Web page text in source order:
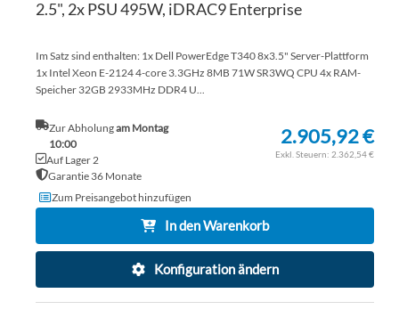
2.5", 2x PSU 495W, iDRAC9 Enterprise
Im Satz sind enthalten: 1x Dell PowerEdge T340 8x3.5" Server-Plattform
1x Intel Xeon E-2124 4-core 3.3GHz 8MB 71W SR3WQ CPU 4x RAM-
Speicher 32GB 2933MHz DDR4 U...
Zur Abholungam Montag
10:00
Auf Lager 2
Garantie 36 Monate
2.905,92 €
2.362,54 €
Zum Preisangebot hinzufügen
In den Warenkorb
Konfiguration ändern